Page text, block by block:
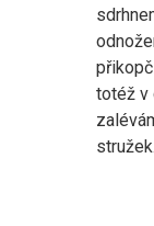
totéž v
stružek.